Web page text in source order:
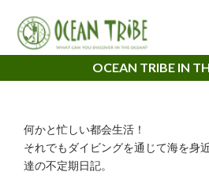
OCEAN TRIBE IN
何かと忙しい都会生活！
それでもダイビングを通じて海を身
達の不定期日記。